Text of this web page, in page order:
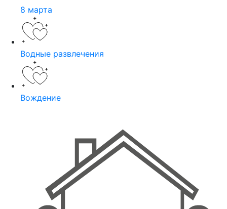
8 марта
Водные развлечения
Вождение